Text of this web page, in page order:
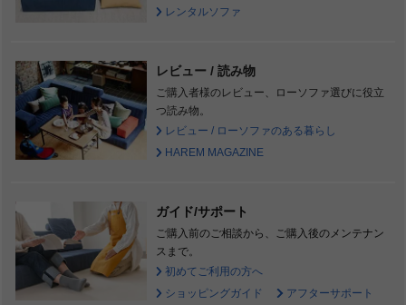
レンタルソファ
レビュー / 読み物
ご購入者様のレビュー、ローソファ選びに役立
つ読み物。
レビュー / ローソファのある暮らし
HAREM MAGAZINE
ガイド/サポート
ご購入前のご相談から、ご購入後のメンテナン
スまで。
初めてご利用の方へ
ショッピングガイド
アフターサポート